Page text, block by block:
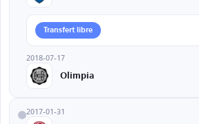
Transfert libre
2018-07-17
Olimpia
2017-01-31